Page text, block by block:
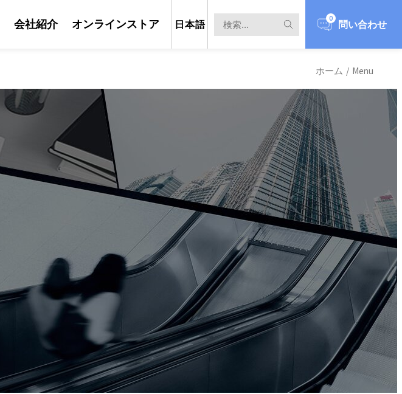
太陽光の下でも読み取り可能でありながら、低消費電力を
維持するにはどうすればよいでしょうか?
それがまさに LiteMax Ecogreen ピクセル ラインのすべてで
す。 あなたがいる限り、
電子インクは、白黒またはカラーに関係なく、メッセージ
が頻繁に変更されることはありません。
エネルギーを得るために太陽電池またはバッテリー電源か
ら電力を供給できるタイプのディスプレイ
保全。
ソリューション
高輝度ディスプレイと組込みコンピューティングソリュー
ションをモノの人工知能（AIoT）技術と組み合わせること
で、当社の高性能統合ソリューションは、顧客の様々なニ
ーズへ確実に対処します。
日光可読性はLitemax創立以来の中核技術であり続けてお
り、Litemaxが提供するディスプレイの大部分が1,000 nit
以上を確保しています。高輝度により、あらゆる照明条件
の下で完璧な視覚的可読性が得られます。
詳細はこちら
Litemaxの営業担当者とビジネスニーズについて話し合う
詳細はこちら
会社紹介
会社紹介
会社情報
Litemax (TWO: 4995)は日光下で可読な高輝度の産業ディ
スプレイにおいて堅固な名声を築いていますが、当社の提
供内容は他にも多岐にわたります。サイズ調整、カスタム
オンラインストア 日本語 0 問い合わせ
ホーム / Menu